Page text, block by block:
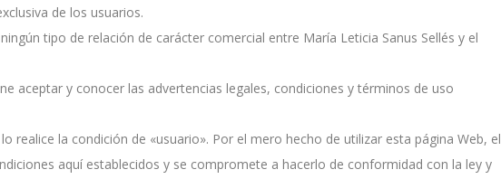
de los usuarios.
tipo de relación de carácter comercial entre María Leticia Sanus Sellés y el
aceptar y conocer las advertencias legales, condiciones y términos de uso
realice la condición de «usuario». Por el mero hecho de utilizar esta página Web, el
aquí establecidos y se compromete a hacerlo de conformidad con la ley y